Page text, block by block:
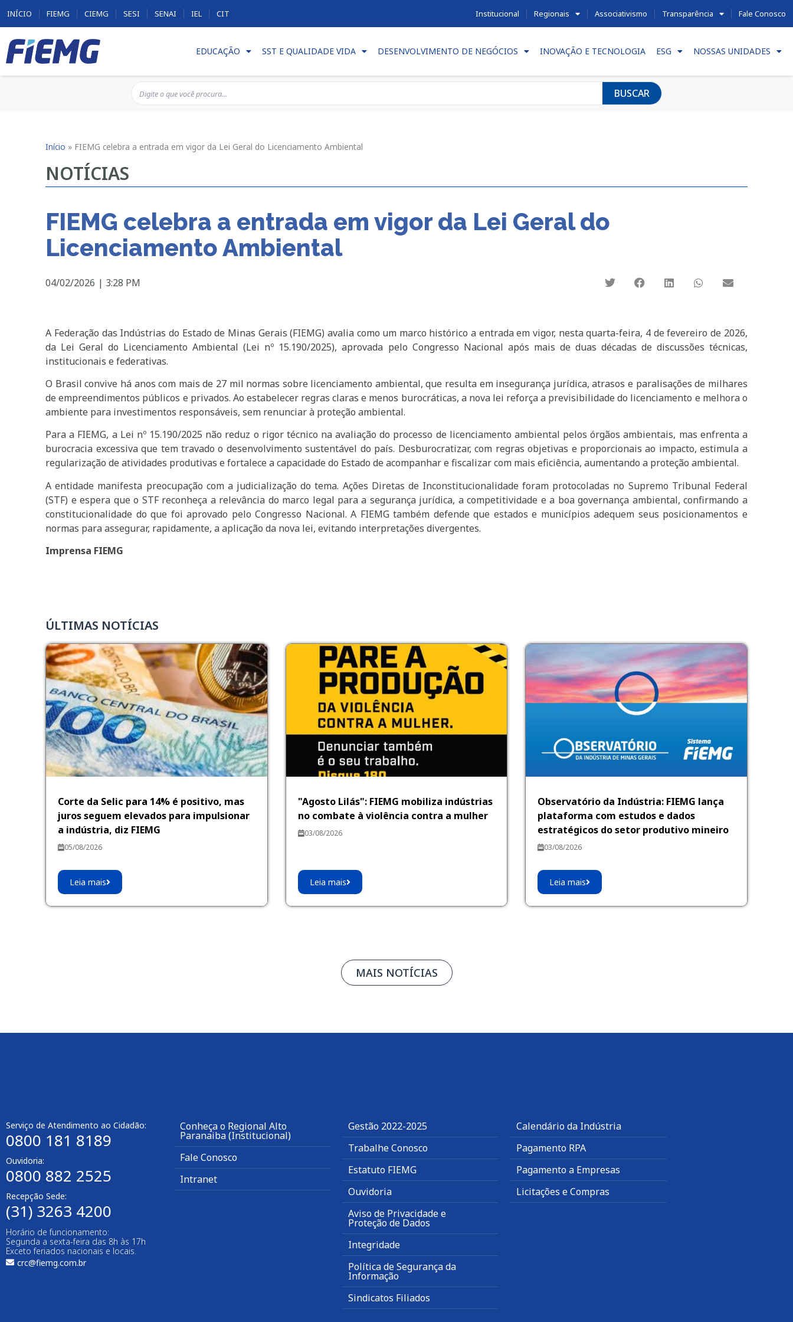
INÍCIO FIEMG CIEMG SESI SENAI IEL CIT Institucional Regionais Associativismo Transparência Fale Conosco
EDUCAÇÃO SST E QUALIDADE VIDA DESENVOLVIMENTO DE NEGÓCIOS INOVAÇÃO E TECNOLOGIA ESG NOSSAS UNIDADES
BUSCAR
Início » FIEMG celebra a entrada em vigor da Lei Geral do Licenciamento Ambiental
NOTÍCIAS
FIEMG celebra a entrada em vigor da Lei Geral do
Licenciamento Ambiental
04/02/2026 | 3:28 PM
A Federação das Indústrias do Estado de Minas Gerais (FIEMG) avalia como um marco histórico a entrada em vigor, nesta quarta-feira, 4 de fevereiro de 2026,
da Lei Geral do Licenciamento Ambiental (Lei nº 15.190/2025), aprovada pelo Congresso Nacional após mais de duas décadas de discussões técnicas,
institucionais e federativas.
O Brasil convive há anos com mais de 27 mil normas sobre licenciamento ambiental, que resulta em insegurança jurídica, atrasos e paralisações de milhares
de empreendimentos públicos e privados. Ao estabelecer regras claras e menos burocráticas, a nova lei reforça a previsibilidade do licenciamento e melhora o
ambiente para investimentos responsáveis, sem renunciar à proteção ambiental.
Para a FIEMG, a Lei nº 15.190/2025 não reduz o rigor técnico na avaliação do processo de licenciamento ambiental pelos órgãos ambientais, mas enfrenta a
burocracia excessiva que tem travado o desenvolvimento sustentável do país. Desburocratizar, com regras objetivas e proporcionais ao impacto, estimula a
regularização de atividades produtivas e fortalece a capacidade do Estado de acompanhar e fiscalizar com mais eficiência, aumentando a proteção ambiental.
A entidade manifesta preocupação com a judicialização do tema. Ações Diretas de Inconstitucionalidade foram protocoladas no Supremo Tribunal Federal
(STF) e espera que o STF reconheça a relevância do marco legal para a segurança jurídica, a competitividade e a boa governança ambiental, confirmando a
constitucionalidade do que foi aprovado pelo Congresso Nacional. A FIEMG também defende que estados e municípios adequem seus posicionamentos e
normas para assegurar, rapidamente, a aplicação da nova lei, evitando interpretações divergentes.
Imprensa FIEMG
ÚLTIMAS NOTÍCIAS
Corte da Selic para 14% é positivo, mas
juros seguem elevados para impulsionar
a indústria, diz FIEMG
05/08/2026
Leia mais
"Agosto Lilás": FIEMG mobiliza indústrias
no combate à violência contra a mulher
03/08/2026
Leia mais
Observatório da Indústria: FIEMG lança
plataforma com estudos e dados
estratégicos do setor produtivo mineiro
03/08/2026
Leia mais
MAIS NOTÍCIAS
Serviço de Atendimento ao Cidadão:
0800 181 8189
Ouvidoria:
0800 882 2525
Recepção Sede:
(31) 3263 4200
Horário de funcionamento:
Segunda a sexta-feira das 8h às 17h
Exceto feriados nacionais e locais.
crc@fiemg.com.br
Conheça o Regional Alto
Paranaiba (Institucional)
Fale Conosco
Intranet
Gestão 2022-2025
Trabalhe Conosco
Estatuto FIEMG
Ouvidoria
Aviso de Privacidade e
Proteção de Dados
Integridade
Política de Segurança da
Informação
Sindicatos Filiados
Calendário da Indústria
Pagamento RPA
Pagamento a Empresas
Licitações e Compras